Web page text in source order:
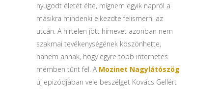
nyugodt életét élte, mígnem egyik napról a
másikra mindenki elkezdte felismerni az
utcán. A hirtelen jött hírnevet azonban nem
szakmai tevékenységének köszönhette,
hanem annak, hogy egyre több internetes
mémben tűnt fel. A Mozinet Nagylátószög
új epizódjában vele beszélget Kovács Gellért